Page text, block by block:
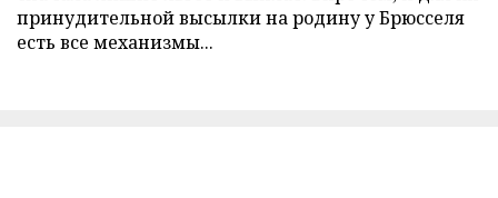
принудительной высылки на родину у Брюсселя
есть все механизмы...